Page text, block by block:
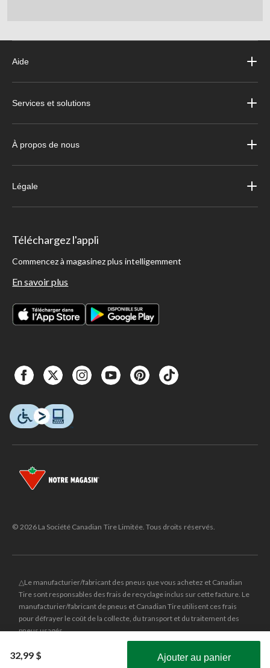
32,99 $ Ajouter au panier
Aide
Services et solutions
À propos de nous
Légale
Téléchargez l'appli
Commencez à magasinez plus intelligemment
En savoir plus
© 2026 La Société Canadian Tire Limitée. Tous droits réservés.
△Le manufacturier/fabricant des pneus que vous achetez et Canadian
Tire sont responsables des frais de recyclage inclus sur cette facture. Le
manufacturier/fabricant de pneus et Canadian Tire utilisent ces frais
pour défrayer le coût de la collecte, du transport et du traitement des
pneus usagés.
marques de commerce déposées de la Société Canadian Tire Limitée.